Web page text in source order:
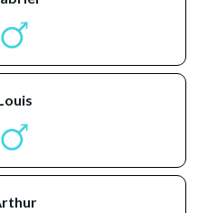
louis
arthur